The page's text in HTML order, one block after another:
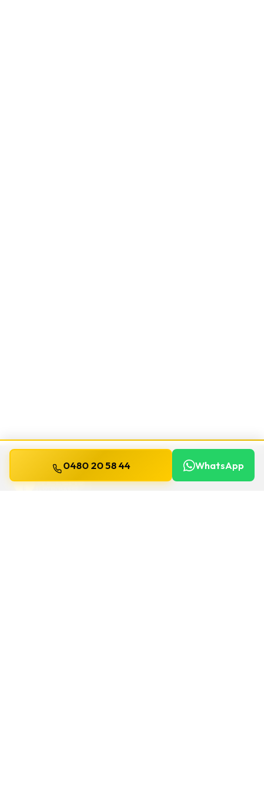
WILLEMS
0480 20 58 44 WhatsApp